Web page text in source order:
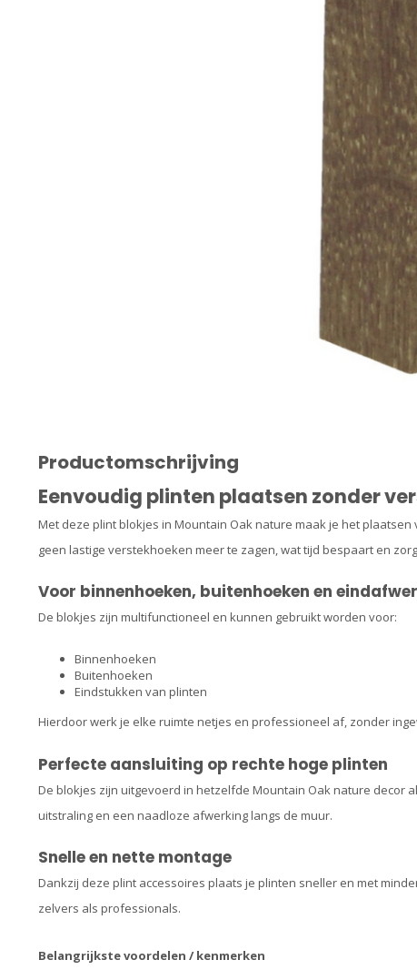
Productomschrijving
Eenvoudig plinten plaatsen zonder
Met deze plint blokjes in Mountain Oak nature maak je het
geen lastige verstekhoeken meer te zagen, wat tijd bespaart en
Voor binnenhoeken, buitenhoeken en
De blokjes zijn multifunctioneel en kunnen gebruikt worden voor:
Binnenhoeken
Buitenhoeken
Eindstukken van plinten
Hierdoor werk je elke ruimte netjes en professioneel af, zonder
Perfecte aansluiting op rechte hoge plinten
De blokjes zijn uitgevoerd in hetzelfde Mountain Oak nature decor
uitstraling en een naadloze afwerking langs de muur.
Snelle en nette montage
Dankzij deze plint accessoires plaats je plinten sneller en met
zelvers als professionals.
Belangrijkste voordelen / kenmerken